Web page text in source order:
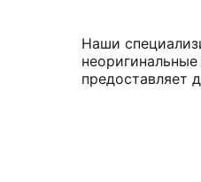
Наши
предоставляет